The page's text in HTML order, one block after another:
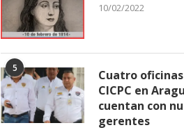
10/02/2022
5
Cuatro
CICPC en
cuentan con
gerentes